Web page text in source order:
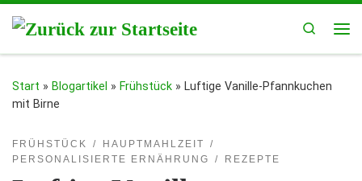
Zum Inhalt springen
Search
Start » Blogartikel » Frühstück » Luftige Vanille-Pfannkuchen
mit Birne
FRÜHSTÜCK
HAUPTMAHLZEIT
PERSONALISIERTE ERNÄHRUNG
REZEPTE